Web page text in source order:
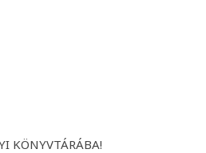
KÖNYVTÁRÁBA!